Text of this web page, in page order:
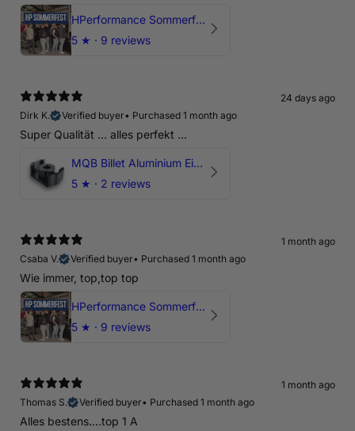
HPerformance Sommerfest 2026
5 ★ · 9 reviews
24 days ago
Dirk K.
Verified buyer• Purchased 1 month ago
Super Qualität ... alles perfekt ...
MQB Billet Aluminium Einsatz Drehmomentstütze - DOGBONE für Audi RS3, TTRS, RSQ3
5 ★ · 2 reviews
1 month ago
Csaba V.
Verified buyer• Purchased 1 month ago
Wie immer, top,top top
HPerformance Sommerfest 2026
5 ★ · 9 reviews
1 month ago
Thomas S.
Verified buyer• Purchased 1 month ago
Alles bestens....top 1 A